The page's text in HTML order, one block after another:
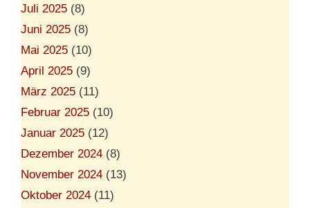
Juli 2025 (8)
Juni 2025 (8)
Mai 2025 (10)
April 2025 (9)
März 2025 (11)
Februar 2025 (10)
Januar 2025 (12)
Dezember 2024 (8)
November 2024 (13)
Oktober 2024 (11)